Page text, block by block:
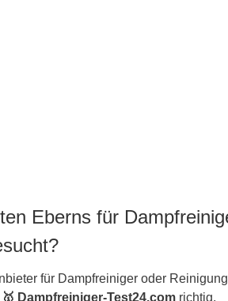
Eberns für
für Dampfreiniger oder
🥇 Dampfreiniger-Test24.com richtig.